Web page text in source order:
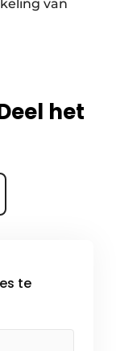
van
het
te